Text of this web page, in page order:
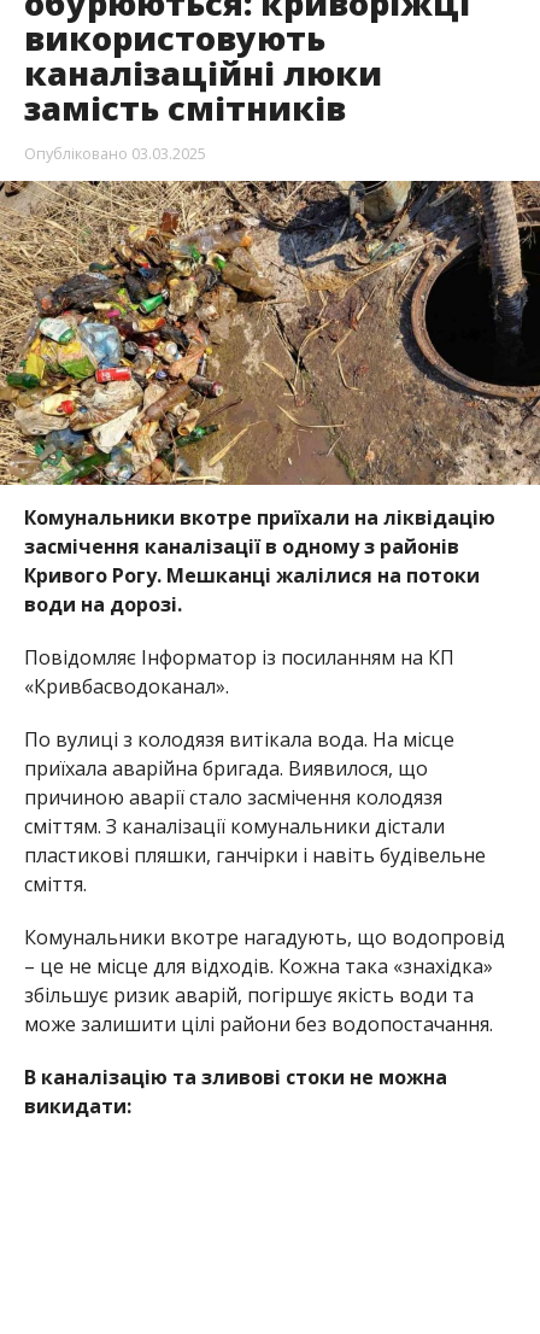
використовують
каналізаційні люки
замість смітників
Опубліковано 03.03.2025
Комунальники вкотре приїхали на ліквідацію
засмічення каналізації в одному з районів
Кривого Рогу. Мешканці жалілися на потоки
води на дорозі.
Повідомляє Інформатор із посиланням на КП
«Кривбасводоканал».
По вулиці з колодязя витікала вода. На місце
приїхала аварійна бригада. Виявилося, що
причиною аварії стало засмічення колодязя
сміттям. З каналізації комунальники дістали
пластикові пляшки, ганчірки і навіть будівельне
сміття.
Комунальники вкотре нагадують, що водопровід
– це не місце для відходів. Кожна така «знахідка»
збільшує ризик аварій, погіршує якість води та
може залишити цілі райони без водопостачання.
В каналізацію та зливові стоки не можна
викидати: